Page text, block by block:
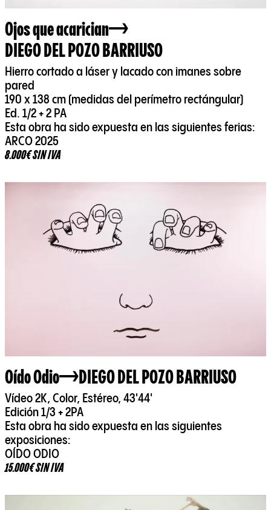
Ojos que acarician
DIEGO DEL POZO BARRIUSO
Hierro cortado a láser y lacado con imanes sobre
pared
190 x 138 cm (medidas del perímetro rectángular)
Ed. 1/2 + 2 PA
Esta obra ha sido expuesta en las siguientes ferias:
ARCO 2025
8.000€ SIN IVA
Oído Odio DIEGO DEL POZO BARRIUSO
Vídeo 2K, Color, Estéreo, 43'44'
Edición 1/3 + 2PA
Esta obra ha sido expuesta en las siguientes
exposiciones:
OÍDO ODIO
15.000€ SIN IVA